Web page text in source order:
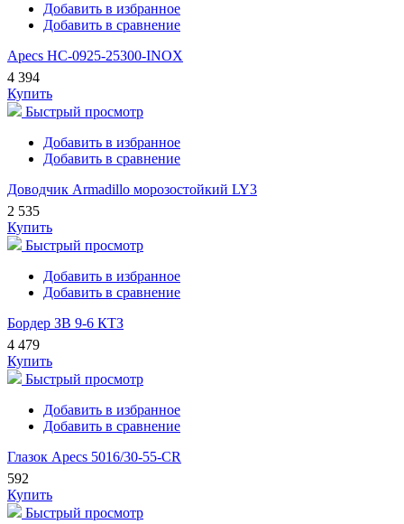
Добавить в избранное
Добавить в сравнение
Apecs HC-0925-25300-INOX
4 394
Купить
Быстрый просмотр
Добавить в избранное
Добавить в сравнение
Доводчик Armadillo морозостойкий LY3
2 535
Купить
Быстрый просмотр
Добавить в избранное
Добавить в сравнение
Бордер ЗВ 9-6 КТЗ
4 479
Купить
Быстрый просмотр
Добавить в избранное
Добавить в сравнение
Глазок Apecs 5016/30-55-CR
592
Купить
Быстрый просмотр